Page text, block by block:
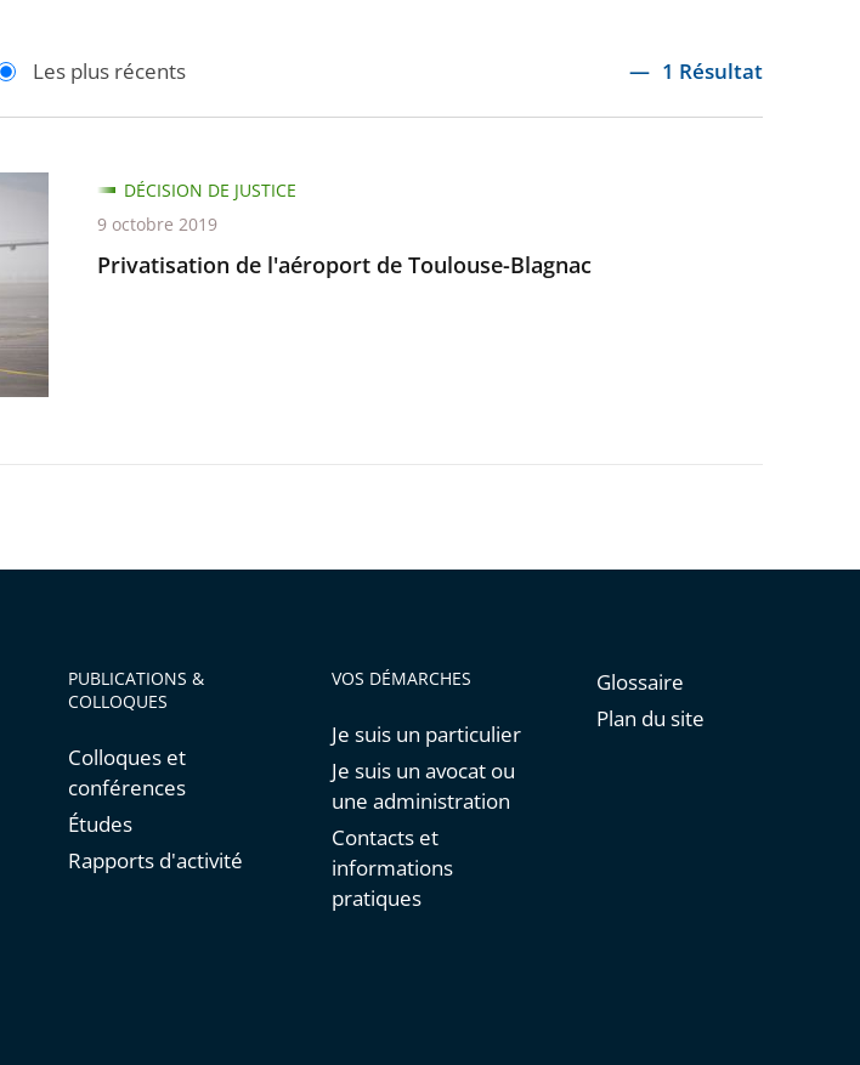
Les plus récents 1 Résultat
Privatisation de l'aéroport de Toulouse-Blagnac
DÉCISION DE JUSTICE
9 octobre 2019
PUBLICATIONS &
COLLOQUES
Colloques et
conférences
Études
Rapports d'activité
VOS DÉMARCHES
Je suis un particulier
Je suis un avocat ou
une administration
Contacts et
informations
pratiques
Glossaire
Plan du site